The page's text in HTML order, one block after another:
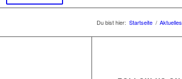
Du bist hier: Startseite / Aktuelles